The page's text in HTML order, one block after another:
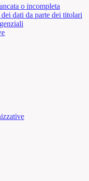
o incompleta
dati da parte dei titolari